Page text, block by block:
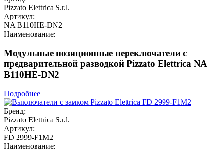
Pizzato Elettrica S.r.l.
Артикул:
NA B110HE-DN2
Наименование:
Модульные позиционные переключатели с
предварительной разводкой Pizzato Elettrica NA
B110HE-DN2
Подробнее
Бренд:
Pizzato Elettrica S.r.l.
Артикул:
FD 2999-F1M2
Наименование: